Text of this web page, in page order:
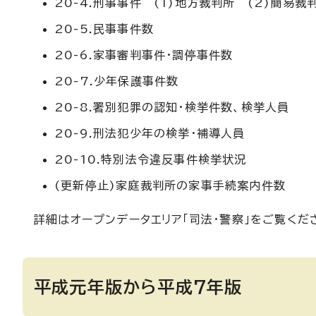
20-4.刑事事件 (1)地方裁判所 (2)簡易裁
20-5.民事事件数
20-6.家事審判事件・調停事件数
20-7.少年保護事件数
20-8.署別犯罪の認知・検挙件数、検挙人員
20-9.刑法犯少年の検挙・補導人員
20-10.特別法令違反事件検挙状況
(更新停止)家庭裁判所の家事手続案内件数
詳細はオープンデータエリア「司法・警察」をご覧くだ
平成元年版から平成7年版